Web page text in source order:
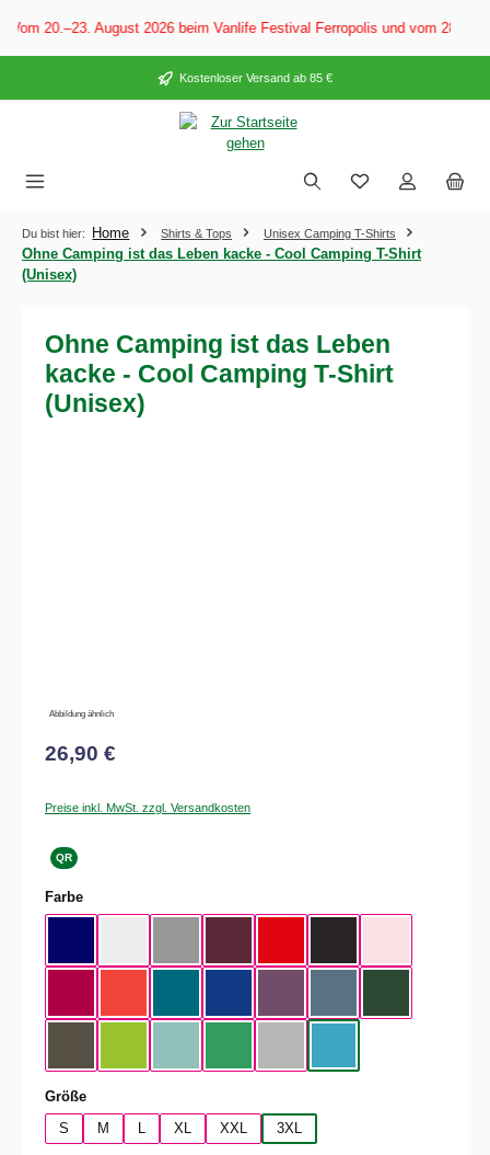
springen
20.–23. August 2026 beim Vanlife Festival Ferropolis und vom 28.
Kostenloser Versand ab 85 €
Du bist hier: Home Shirts & Tops Unisex Camping T-Shirts
Ohne Camping ist das Leben kacke - Cool Camping T-Shirt
(Unisex)
Ohne Camping ist das Leben
kacke - Cool Camping T-Shirt
(Unisex)
Abbildung ähnlich
26,90 €
Preise inkl. MwSt. zzgl. Versandkosten
QR
Farbeauswählen
Größeauswählen
S
M XL XXL 3XL